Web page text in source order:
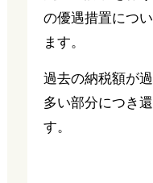
の優遇措置につ
ます。
過去の納税額が
多い部分につき
す。